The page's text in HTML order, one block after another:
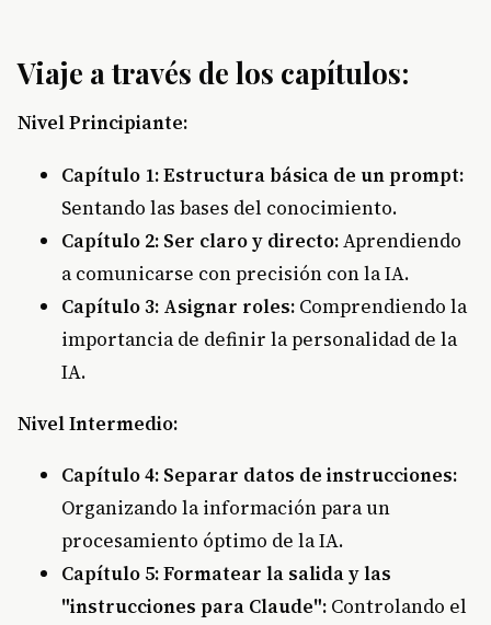
Viaje a través de los capítulos:
Nivel Principiante:
Capítulo 1: Estructura básica de un prompt:
Sentando las bases del conocimiento.
Capítulo 2: Ser claro y directo:Aprendiendo
a comunicarse con precisión con la IA.
Capítulo 3: Asignar roles: Comprendiendo la
importancia de definir la personalidad de la
IA.
Nivel Intermedio:
Capítulo 4: Separar datos de instrucciones:
Organizando la información para un
procesamiento óptimo de la IA.
Capítulo 5: Formatear la salida y las
"instrucciones para Claude": Controlando el